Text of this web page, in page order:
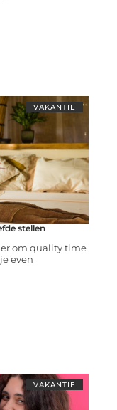
VAKANTIE
stellen
om quality time
even
VAKANTIE